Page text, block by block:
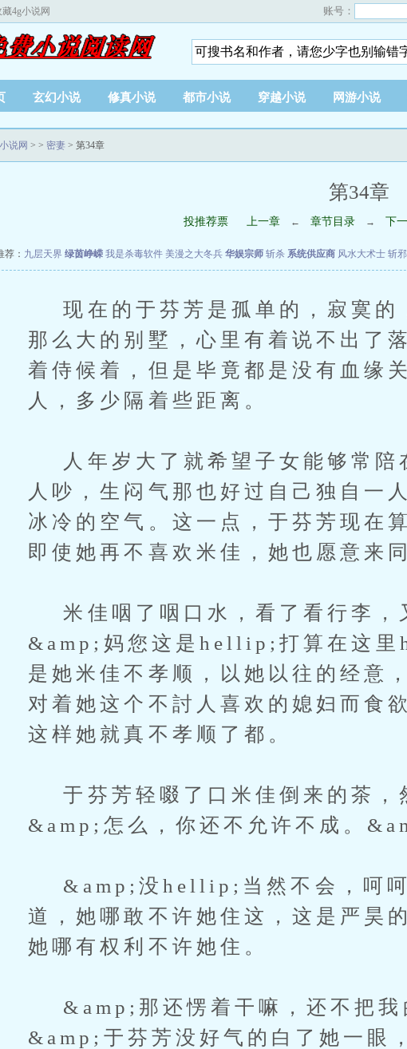
藏4g小说网 账号：
玄幻小说 修真小说 都市小说 穿越小说 网游小说
说网 > > 密妻 > 第34章
第34章
投推荐票 上一章 ← 章节目录 → 下
荐： 九层天界 绿茵峥嵘 我是杀毒软件 美漫之大冬兵 华娱宗师 斩杀 系统供应商 风水大术士 斩邪
现在的于芬芳是孤单的，寂寞的
那么大的别墅，心里有着说不出了
着侍候着，但是毕竟都是没有血缘
人，多少隔着些距离。
人年岁大了就希望子女能够常陪
人吵，生闷气那也好过自己独自一
冰冷的空气。这一点，于芬芳现在
即使她再不喜欢米佳，她也愿意来
米佳咽了咽口水，看了看行李，
&amp;妈您这是hellip;打算在这
是她米佳不孝顺，以她以往的经意
对着她这个不討人喜欢的媳妇而食
这样她就真不孝顺了都。
于芬芳轻啜了口米佳倒来的茶，
&amp;怎么，你还不允许不成。
&amp;没hellip;当然不会，呵呵
道，她哪敢不许她住这，这是严昊
她哪有权利不许她住。
&amp;那还愣着干嘛，还不把我
&amp;于芬芳没好气的白了她一眼